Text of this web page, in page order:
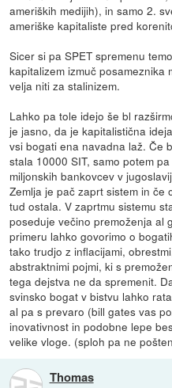
ameriških medijih), in samo 2.
ameriške kapitaliste pred
Sicer si pa SPET spremenu
kapitalizem izmuč posameznika
velja niti za stalinizem.
Lahko pa tole idejo še bl
je jasno, da je kapitalistična
vsi bogati ena navadna laž. Če
stala 10000 SIT, samo potem
miljonskih bankovcev v
Zemlja je pač zaprt sistem in če
tud ostala. V zaprtmu sistemu
poseduje večino premoženja al
primeru lahko govorimo o
tako trudjo z inflacijami,
abstraktnimi pojmi, ki s
tega dejstva ne da spremenit.
svinsko bogat v bistvu lahko
al pa s prevaro (bill gates vas
inovativnost in podobne lepe
velike vloge. (sploh pa ne
Thomas